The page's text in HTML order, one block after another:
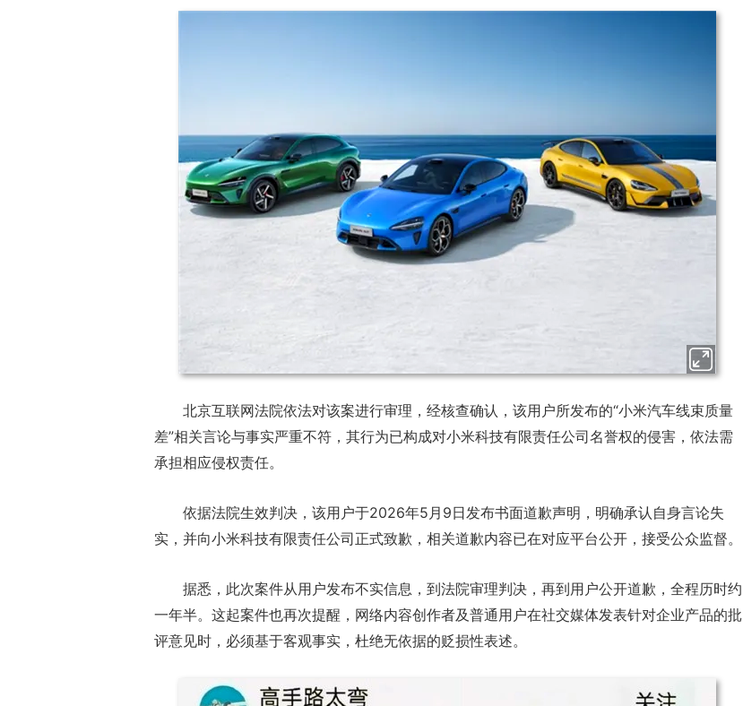
北京互联网法院依法对该案进行审理，经核查确认，该用户所发布的“小米汽车线束质量
差”相关言论与事实严重不符，其行为已构成对小米科技有限责任公司名誉权的侵害，依法需
承担相应侵权责任。
依据法院生效判决，该用户于2026年5月9日发布书面道歉声明，明确承认自身言论失
实，并向小米科技有限责任公司正式致歉，相关道歉内容已在对应平台公开，接受公众监督。
据悉，此次案件从用户发布不实信息，到法院审理判决，再到用户公开道歉，全程历时约
一年半。这起案件也再次提醒，网络内容创作者及普通用户在社交媒体发表针对企业产品的批
评意见时，必须基于客观事实，杜绝无依据的贬损性表述。